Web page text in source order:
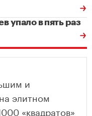
упало в пять раз
и
элитном
«квадратов»